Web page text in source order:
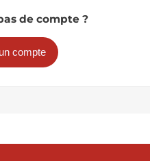
de compte ?
compte